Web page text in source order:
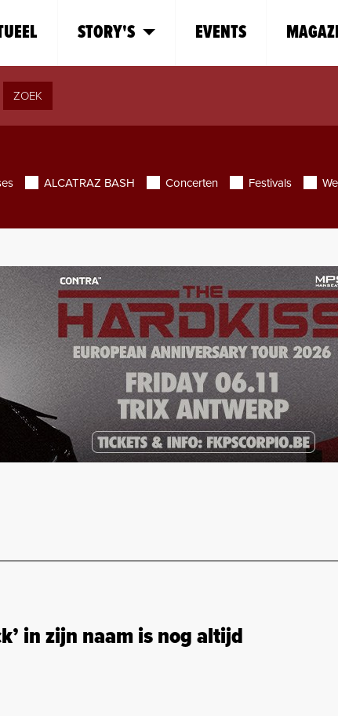
STORY'S EVENTS
ZOEK
ALCATRAZ BASH Concerten Festivals
in zijn naam is nog altijd